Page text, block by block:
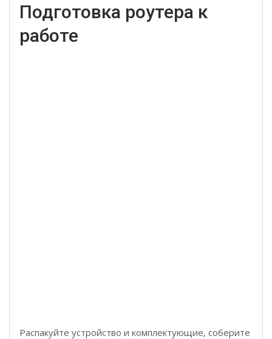
Подготовка роутера к
работе
Распакуйте устройство и комплектующие, соберите